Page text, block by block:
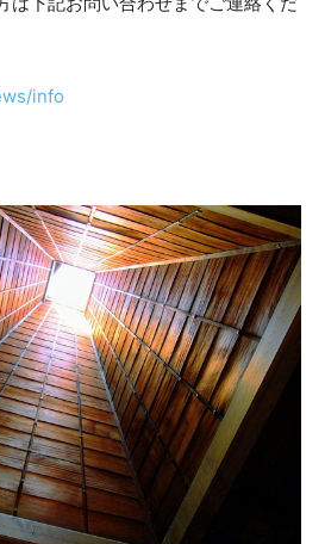
info